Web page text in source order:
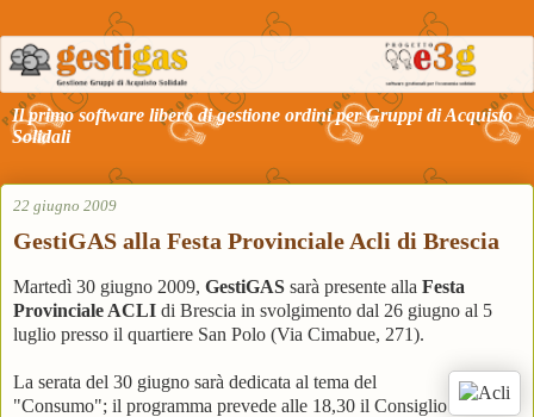
Il primo software libero di gestione ordini per Gruppi di Acquisto
Solidali
22 giugno 2009
GestiGAS alla Festa Provinciale Acli di Brescia
Martedì 30 giugno 2009, GestiGAS sarà presente alla Festa
Provinciale ACLI di Brescia in svolgimento dal 26 giugno al 5
luglio presso il quartiere San Polo (Via Cimabue, 271).
La serata del 30 giugno sarà dedicata al tema del
"Consumo"; il programma prevede alle 18,30 il Consiglio